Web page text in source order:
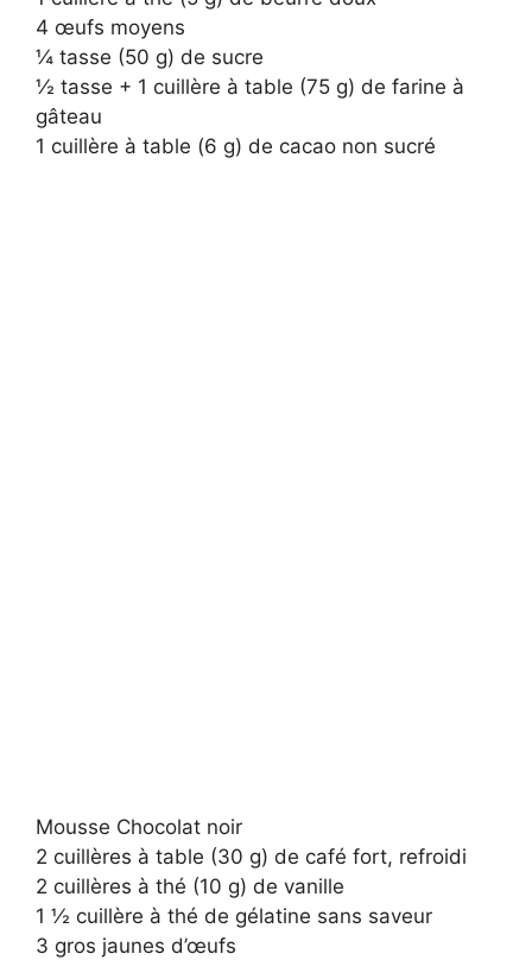
4 œufs moyens
¼ tasse (50 g) de sucre
½ tasse + 1 cuillère à table (75 g) de farine à
gâteau
1 cuillère à table (6 g) de cacao non sucré
Mousse Chocolat noir
2 cuillères à table (30 g) de café fort, refroidi
2 cuillères à thé (10 g) de vanille
1 ½ cuillère à thé de gélatine sans saveur
3 gros jaunes d’œufs